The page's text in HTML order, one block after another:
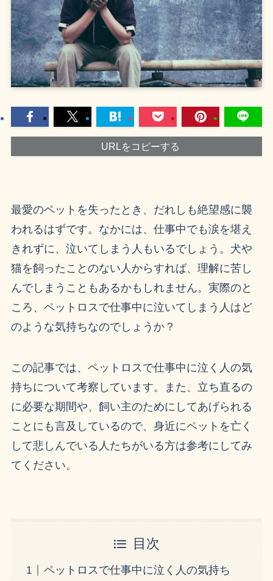
URLをコピーする
最愛のペットを失ったとき、だれしも絶望感に襲
われるはずです。なかには、仕事中でも涙を堪え
きれずに、泣いてしまう人もいるでしょう。犬や
猫を飼ったことのない人からすれば、理解に苦し
んでしまうこともあるかもしれません。実際のと
ころ、ペットロスで仕事中に泣いてしまう人はど
のような気持ちなのでしょうか？
この記事では、ペットロスで仕事中に泣く人の気
持ちについて考察しています。また、立ち直るの
に必要な期間や、飼い主のためにしてあげられる
ことにも言及しているので、身近にペットを亡く
して悲しんでいる人たちがいる方は参考にしてみ
てください。
目次
ペットロスで仕事中に泣く人の気持ち